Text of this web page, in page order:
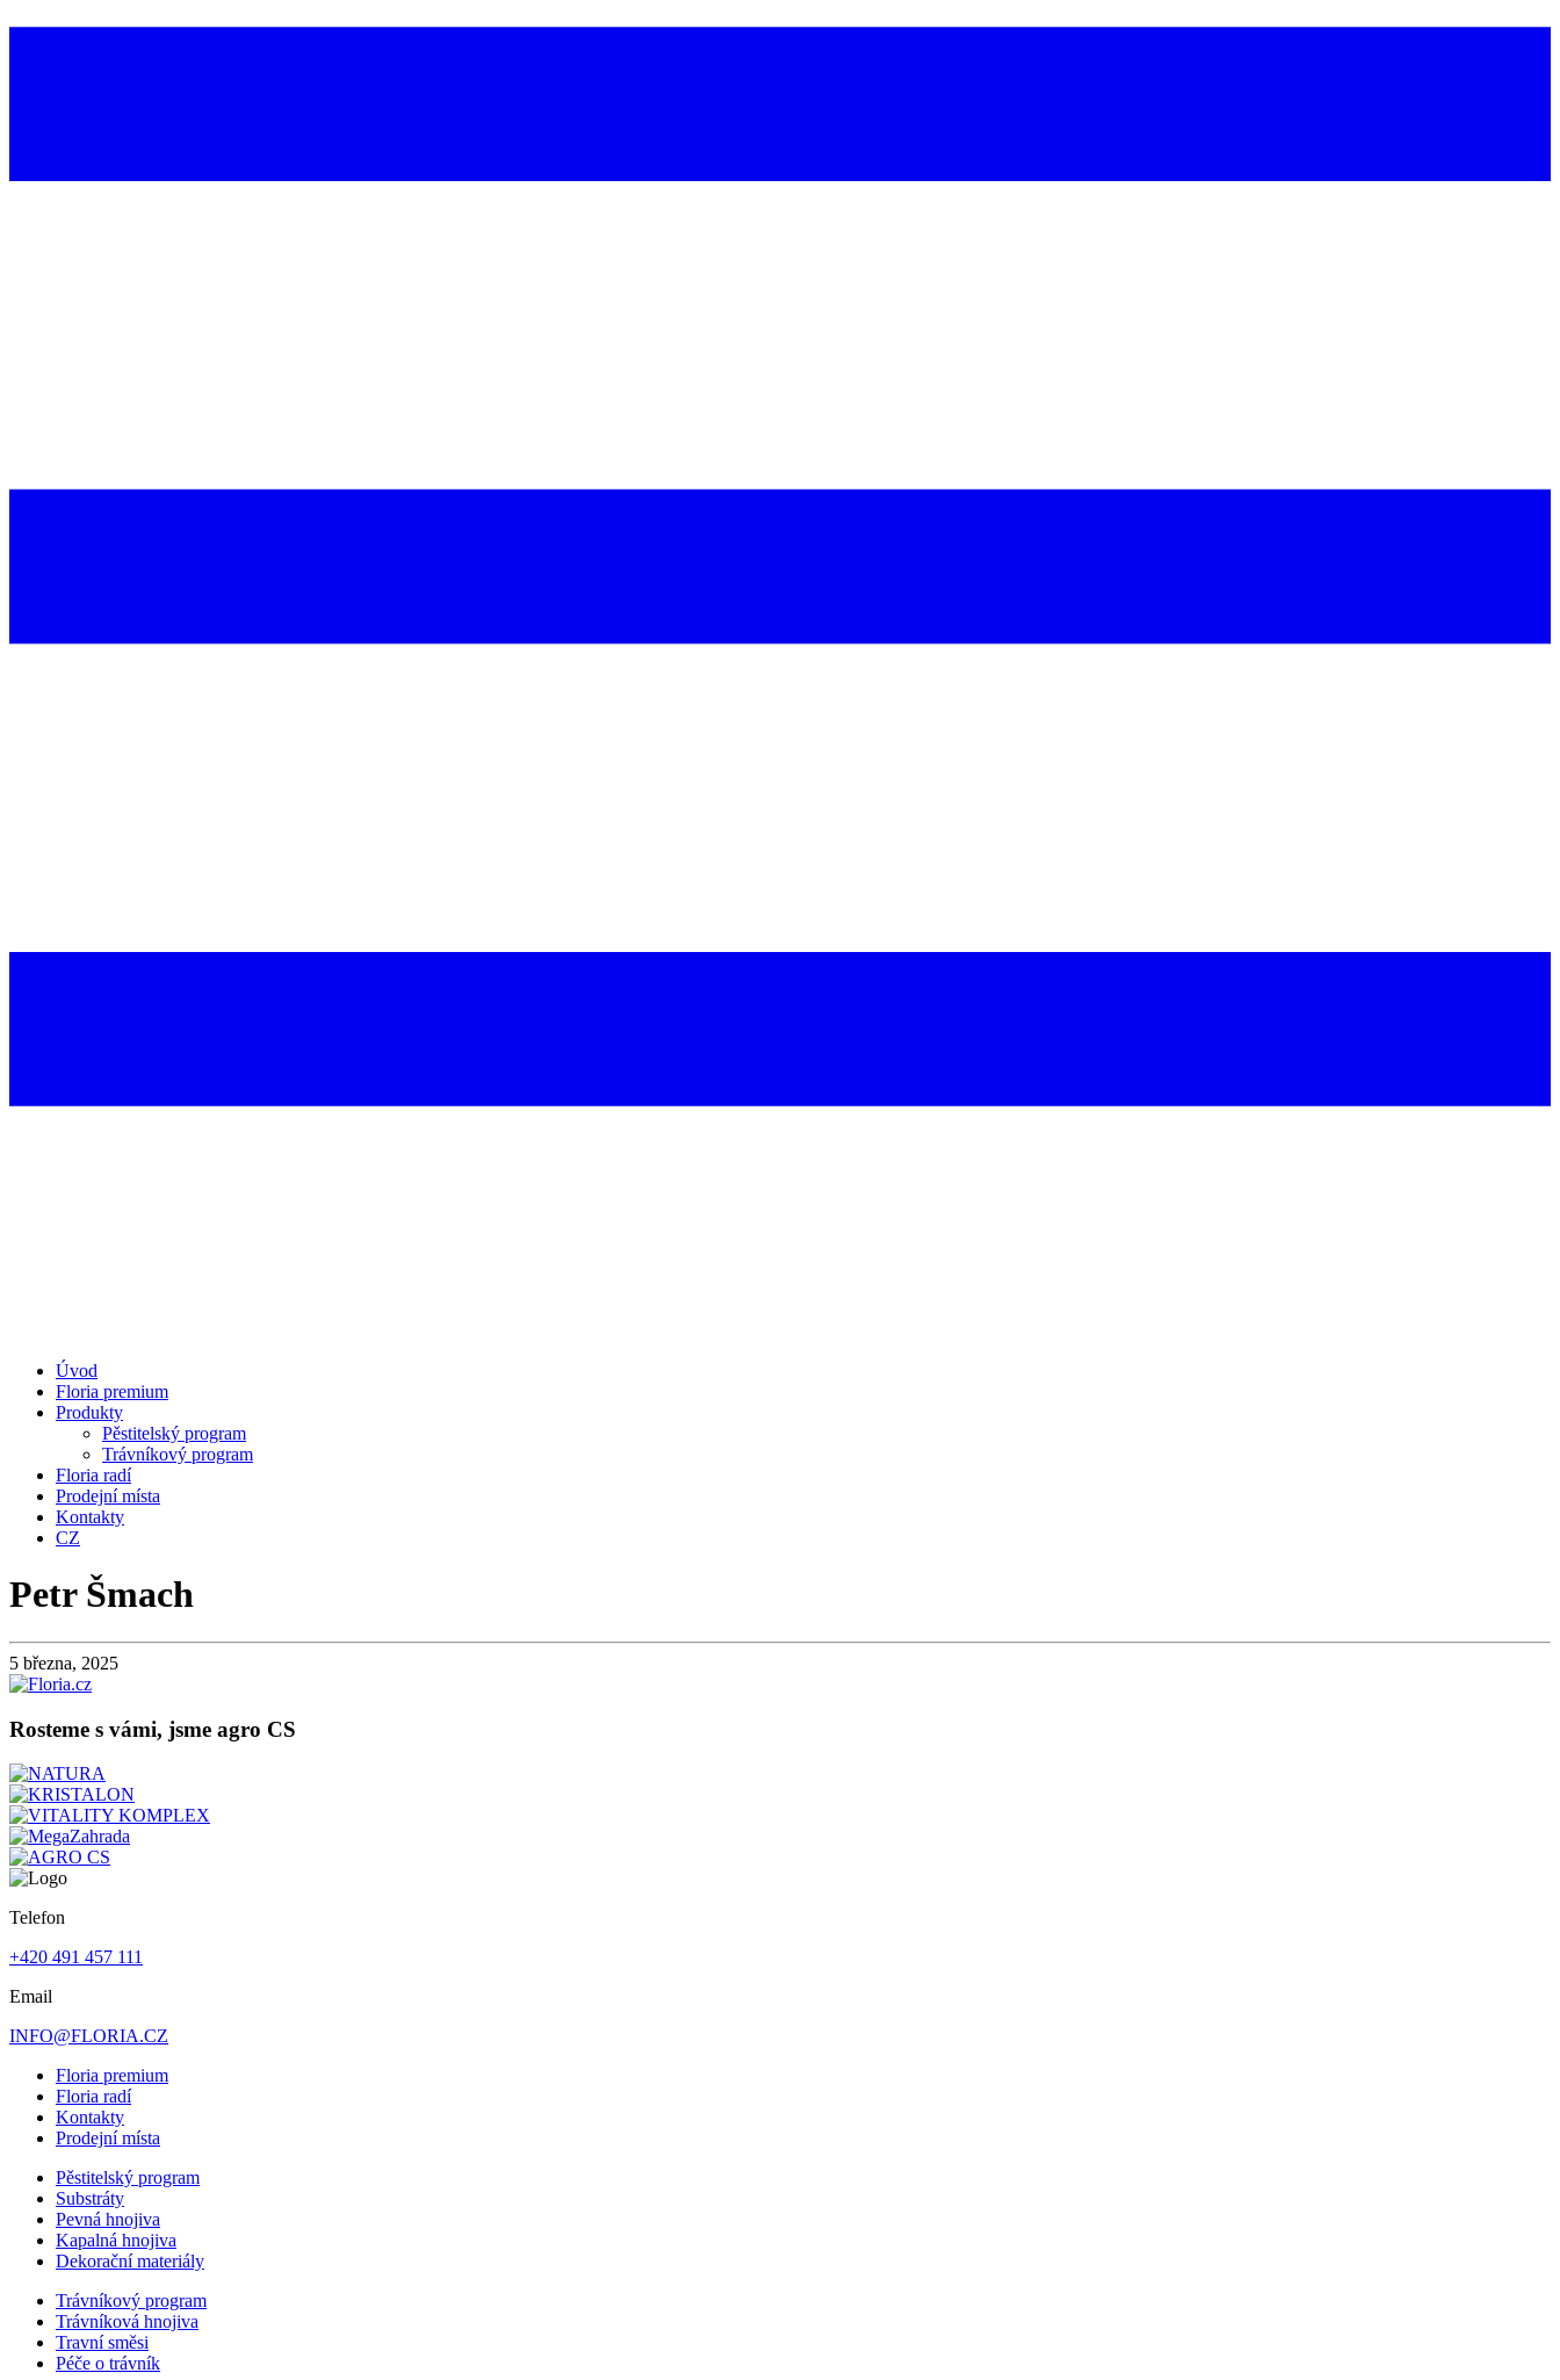
Úvod
Floria premium
Produkty
Pěstitelský program
Trávníkový program
Floria radí
Prodejní místa
Kontakty
CZ
Petr Šmach
5 března, 2025
Rosteme s vámi, jsme agro CS
Telefon
+420 491 457 111
Email
INFO@FLORIA.CZ
Floria premium
Floria radí
Kontakty
Prodejní místa
Pěstitelský program
Substráty
Pevná hnojiva
Kapalná hnojiva
Dekorační materiály
Trávníkový program
Trávníková hnojiva
Travní směsi
Péče o trávník